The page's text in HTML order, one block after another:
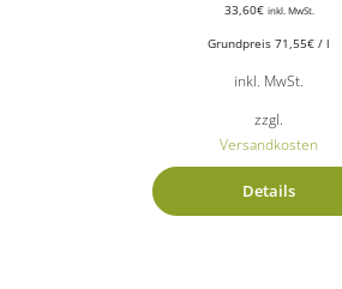
33,60€ inkl. MwSt.
Grundpreis 71,55€ / l
inkl. MwSt.
zzgl.
Versandkosten
Details